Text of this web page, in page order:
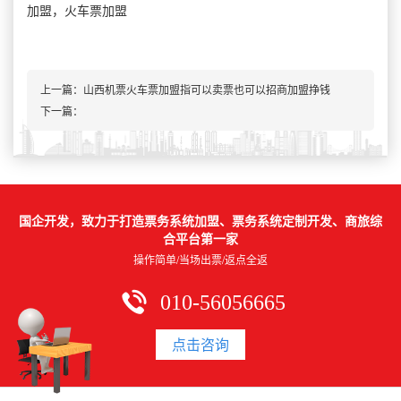
加盟，火车票加盟
上一篇： 山西机票火车票加盟指可以卖票也可以招商加盟挣钱
下一篇：
国企开发，致力于打造票务系统加盟、票务系统定制开发、商旅综
合平台第一家
操作简单/当场出票/返点全返
010-56056665
点击咨询